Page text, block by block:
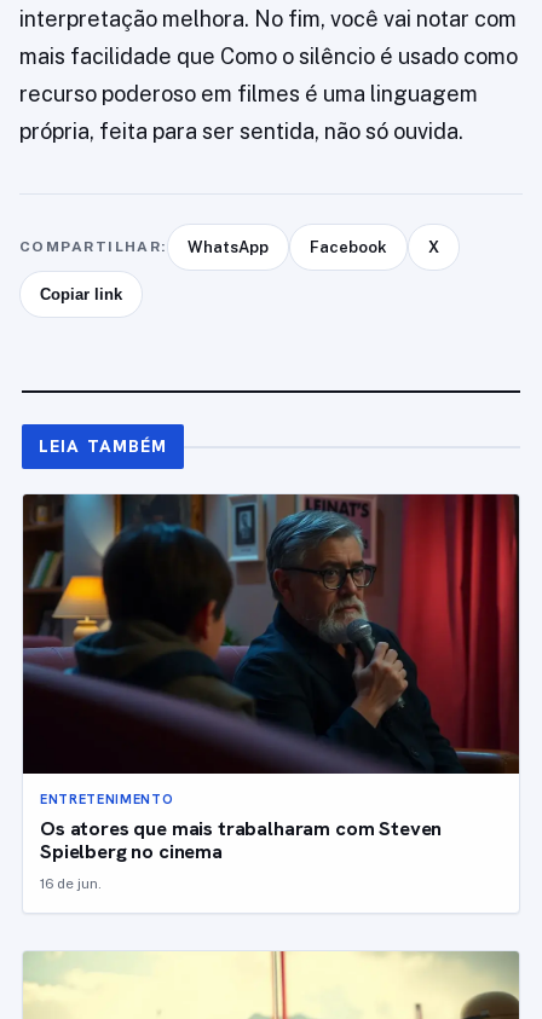
interpretação melhora. No fim, você vai notar com
mais facilidade que Como o silêncio é usado como
recurso poderoso em filmes é uma linguagem
própria, feita para ser sentida, não só ouvida.
COMPARTILHAR: WhatsApp Facebook X
Copiar link
LEIA TAMBÉM
ENTRETENIMENTO
Os atores que mais trabalharam com Steven
Spielberg no cinema
16 de jun.